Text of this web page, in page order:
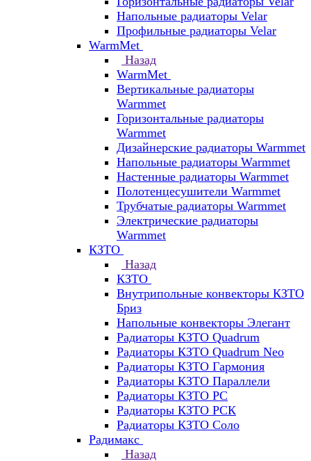
Напольные радиаторы Velar
Профильные радиаторы Velar
WarmMet
Назад
WarmMet
Вертикальные радиаторы
Warmmet
Горизонтальные радиаторы
Warmmet
Дизайнерские радиаторы Warmmet
Напольные радиаторы Warmmet
Настенные радиаторы Warmmet
Полотенцесушители Warmmet
Трубчатые радиаторы Warmmet
Электрические радиаторы
Warmmet
КЗТО
Назад
КЗТО
Внутрипольные конвекторы КЗТО
Бриз
Напольные конвекторы Элегант
Радиаторы КЗТО Quadrum
Радиаторы КЗТО Quadrum Neo
Радиаторы КЗТО Гармония
Радиаторы КЗТО Параллели
Радиаторы КЗТО РС
Радиаторы КЗТО РСК
Радиаторы КЗТО Соло
Радимакс
Назад